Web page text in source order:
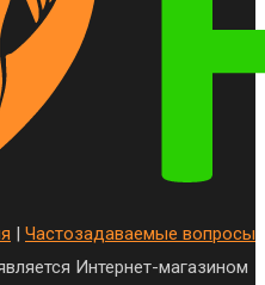
| Частозадаваемые вопросы
Интернет-магазином